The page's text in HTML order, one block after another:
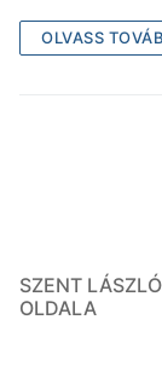
OLVASS
SZENT
OLDALA